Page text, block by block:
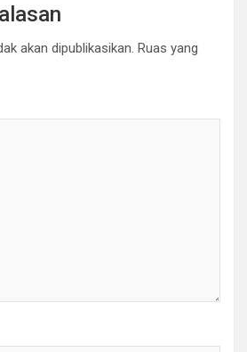
akan dipublikasikan. Ruas yang